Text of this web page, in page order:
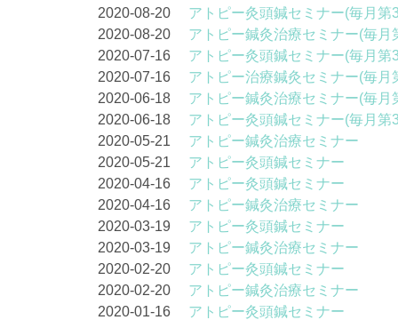
2020-08-20 アトピー灸頭鍼セミナー(毎月第
2020-08-20 アトピー鍼灸治療セミナー(毎月
2020-07-16 アトピー灸頭鍼セミナー(毎月第
2020-07-16 アトピー治療鍼灸セミナー(毎月
2020-06-18 アトピー鍼灸治療セミナー(毎月
2020-06-18 アトピー灸頭鍼セミナー(毎月第
2020-05-21 アトピー鍼灸治療セミナー
2020-05-21 アトピー灸頭鍼セミナー
2020-04-16 アトピー灸頭鍼セミナー
2020-04-16 アトピー鍼灸治療セミナー
2020-03-19 アトピー灸頭鍼セミナー
2020-03-19 アトピー鍼灸治療セミナー
2020-02-20 アトピー灸頭鍼セミナー
2020-02-20 アトピー鍼灸治療セミナー
2020-01-16 アトピー灸頭鍼セミナー